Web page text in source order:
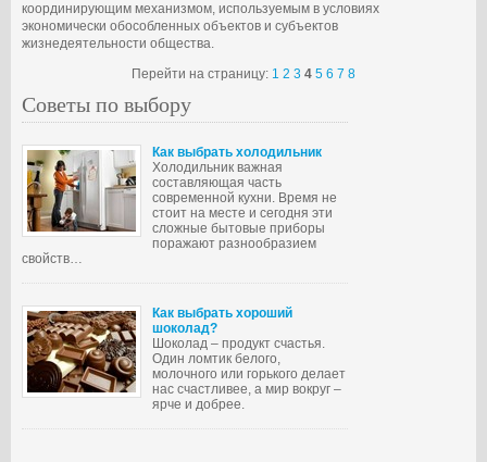
координирующим механизмом, используемым в условиях
экономически обособленных объектов и субъектов
жизнедеятельности общества.
Перейти на страницу: 1 2 3 4 5 6 7 8
Советы по выбору
Как выбрать холодильник
Холодильник важная
составляющая часть
современной кухни. Время не
стоит на месте и сегодня эти
сложные бытовые приборы
поражают разнообразием
свойств…
Как выбрать хороший
шоколад?
Шоколад – продукт счастья.
Один ломтик белого,
молочного или горького делает
нас счастливее, а мир вокруг –
ярче и добрее.